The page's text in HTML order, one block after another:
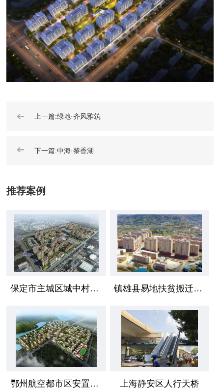
➔ 上一篇:绿地·齐风雅筑
➔ 下一篇:中海·黎香湖
推荐案例
保定市主城区城中村安置区项目 镇雄县易地扶贫搬迁工程
鄂州航空都市区安置小区 上海静安区人行天桥